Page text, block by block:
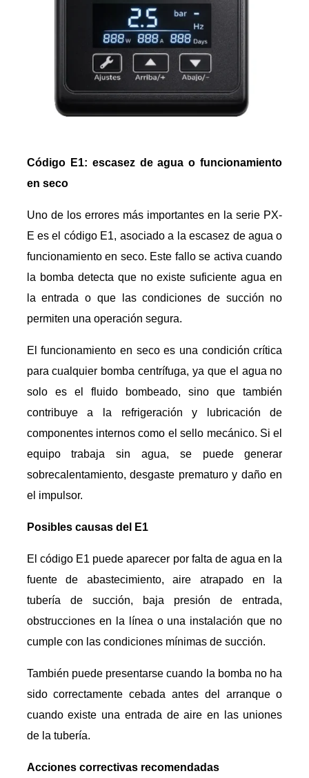
Código E1: escasez de agua o funcionamiento
en seco
Uno de los errores más importantes en la serie PX-
E es el código E1, asociado a la escasez de agua o
funcionamiento en seco. Este fallo se activa cuando
la bomba detecta que no existe suficiente agua en
la entrada o que las condiciones de succión no
permiten una operación segura.
El funcionamiento en seco es una condición crítica
para cualquier bomba centrífuga, ya que el agua no
solo es el fluido bombeado, sino que también
contribuye a la refrigeración y lubricación de
componentes internos como el sello mecánico. Si el
equipo trabaja sin agua, se puede generar
sobrecalentamiento, desgaste prematuro y daño en
el impulsor.
Posibles causas del E1
El código E1 puede aparecer por falta de agua en la
fuente de abastecimiento, aire atrapado en la
tubería de succión, baja presión de entrada,
obstrucciones en la línea o una instalación que no
cumple con las condiciones mínimas de succión.
También puede presentarse cuando la bomba no ha
sido correctamente cebada antes del arranque o
cuando existe una entrada de aire en las uniones
de la tubería.
Acciones correctivas recomendadas